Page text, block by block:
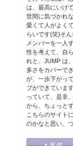
は、最高にいけ
世間に気づかれ
愛くて人がよく
らいです(笑)そ
メンバーを一人
性を考えて、自
れと、JUMP は
多さをカバーで
が、一歩下がっ
ブができていま
っていて、是非
から、ちょっと
こちらのサイト
のかなと思い、